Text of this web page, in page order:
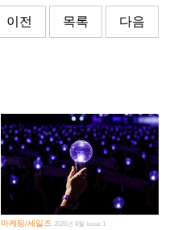
이전 목록 다음
마케팅/세일즈 2026년 8월 Issue 1